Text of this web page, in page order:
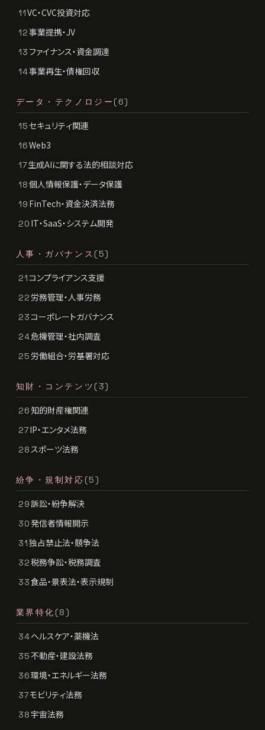
11VC・CVC投資対応
12事業提携・JV
13 ファイナンス・資金調達
14事業再生・債権回収
データ・テクノロジー (6)
15セキュリティ関連
16Web3
17生成AIに関する法的相談対応
18個人情報保護・データ保護
19 FinTech・資金決済法務
20 IT・SaaS・システム開発
人事・ガバナンス (5)
21コンプライアンス支援
22 労務管理・人事労務
23コーポレートガバナンス
24危機管理・社内調査
25 労働組合・労基署対応
知財・コンテンツ (3)
26 知的財産権関連
27IP・エンタメ法務
28スポーツ法務
紛争・規制対応 (5)
29訴訟・紛争解決
30 発信者情報開示
31独占禁止法・競争法
32税務争訟・税務調査
33食品・景表法・表示規制
業界特化 (8)
34ヘルスケア・薬機法
35不動産・建設法務
36環境・エネルギー法務
37モビリティ法務
38 宇宙法務